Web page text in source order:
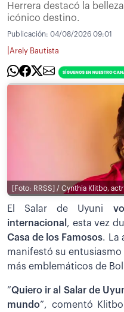
Herrera destacó la
icónico destino.
Publicación: 04/08/2026 09:01
Arely Bautista
[Foto: RRSS] / Cynthia Klitbo,
El Salar de Uyuni
internacional , esta vez
Casa de los Famosos. La
manifestó su
más emblemáticos de
”Quiero ir al Salar de
mundo”, comentó